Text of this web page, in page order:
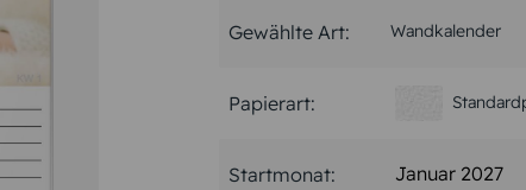
Gewählte Art: Wandkalender
Papierart:
Startmonat: Januar 2027